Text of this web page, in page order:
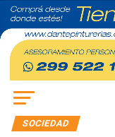
SOCIEDAD